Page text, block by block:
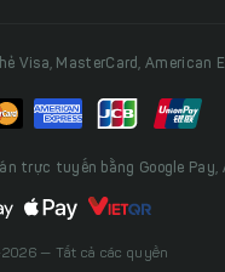
MasterCard, American
trực tuyến bằng Google Pay,
— Tất cả các quyền